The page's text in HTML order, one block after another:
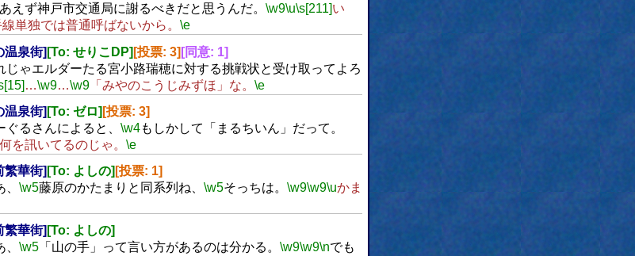
えず神戸市交通局に謝るべきだと思うんだ。 \w9\u\s[211]い
単独では普通呼ばないから。 \e
温泉街] [To: せりこDP] [投票: 3] [同意: 1]
じゃエルダーたる宮小路瑞穂に対する挑戦状と受け取ってよろ
…\w9…\w9「みやのこうじみずほ」な。 \e
温泉街] [To: ゼロ] [投票: 3]
ぐるさんによると、 \w4もしかして「まるちいん」だって。
を訊いてるのじゃ。 \e
繁華街] [To: よしの] [投票: 1]
\w5藤原のかたまりと同系列ね、 \w5そっちは。 \w9\w9\uかま
繁華街] [To: よしの]
、 \w5「山の手」って言い方があるのは分かる。 \w9\w9\nでも